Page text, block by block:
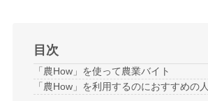
目次
「農How」を使って農業バイト
「農How」を利用するのにおすすめの人